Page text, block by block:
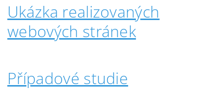
Ukázka realizovaných
webových stránek
Případové studie